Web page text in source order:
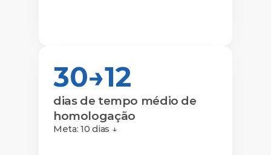
30→12
dias de tempo médio de
homologação
Meta: 10 dias ↓